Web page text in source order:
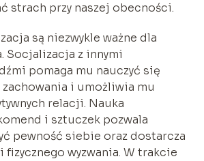
strach przy naszej obecności.
są niezwykle ważne dla
Socjalizacja z innymi
pomaga mu nauczyć się
i umożliwia mu
relacji. Nauka
i sztuczek pozwala
pewność siebie oraz dostarcza
fizycznego wyzwania. W trakcie